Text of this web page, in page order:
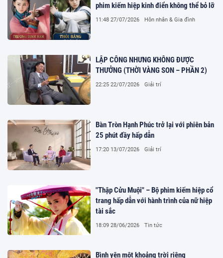
phim kiếm hiệp kinh điển không thể bỏ lỡ
11:48 27/07/2026 Hôn nhân & Gia đình
LẬP CÔNG NHƯNG KHÔNG ĐƯỢC
THƯỞNG (THỜI VÀNG SON – PHẦN 2)
22:25 22/07/2026 Giải trí
Bàn Tròn Hạnh Phúc trở lại với phiên bản
25 phút đầy hấp dẫn
17:20 13/07/2026 Giải trí
"Thập Cửu Muội" – Bộ phim kiếm hiệp cổ
trang hấp dẫn với hành trình của nữ hiệp
tài sắc
18:09 28/06/2026 Tin tức
Bình yên một khoảng trời riêng